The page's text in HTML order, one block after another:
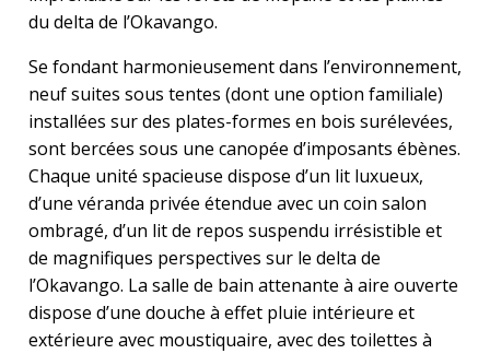
du delta de l’Okavango.
Se fondant harmonieusement dans l’environnement,
neuf suites sous tentes (dont une option familiale)
installées sur des plates-formes en bois surélevées,
sont bercées sous une canopée d’imposants ébènes.
Chaque unité spacieuse dispose d’un lit luxueux,
d’une véranda privée étendue avec un coin salon
ombragé, d’un lit de repos suspendu irrésistible et
de magnifiques perspectives sur le delta de
l’Okavango. La salle de bain attenante à aire ouverte
dispose d’une douche à effet pluie intérieure et
extérieure avec moustiquaire, avec des toilettes à